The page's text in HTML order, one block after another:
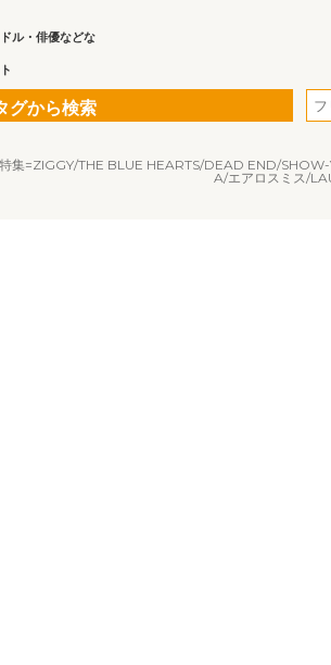
ル・俳優などな
グから検索
集=ZIGGY/THE BLUE HEARTS/DEAD END/
A/エアロスミス/